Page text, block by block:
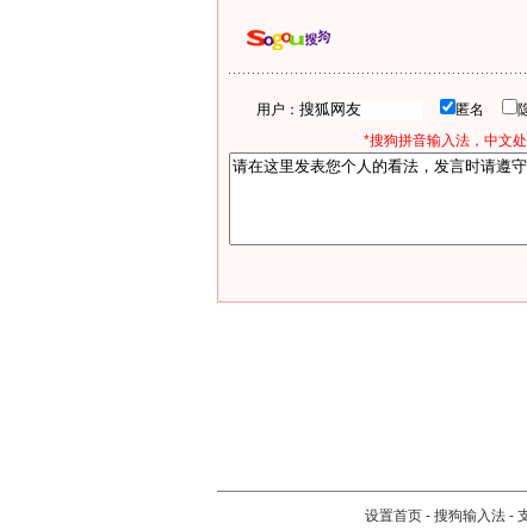
用户： 匿名
*搜狗拼音输入法，中文
设置首页 - 搜狗输入法 -